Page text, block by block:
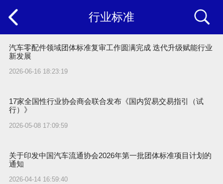
行业标准
汽车零配件领域团体标准复审工作圆满完成 迭代升级赋能行业
新发展
2026-06-16 18:23:19
17家全国性行业协会商会联合发布《国内贸易交易指引（试
行）》
2026-05-08 17:09:59
关于印发中国汽车流通协会2026年第一批团体标准项目计划的
通知
2026-04-14 16:59:40